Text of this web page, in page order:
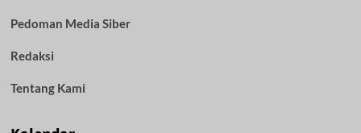
Pedoman Media Siber
Redaksi
Tentang Kami